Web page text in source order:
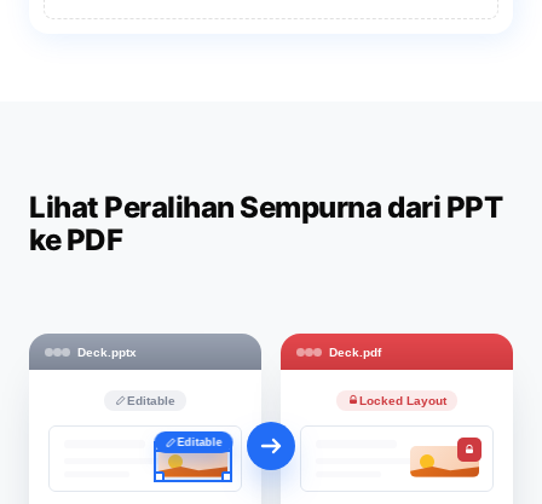
Lihat Peralihan Sempurna dari PPT
ke PDF
Deck.pptx
Editable
Editable
Deck.pdf
Locked Layout